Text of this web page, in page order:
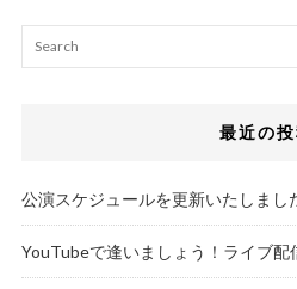
最近の
公演スケジュールを更新いたしまし
YouTubeで逢いましょう！ライブ配